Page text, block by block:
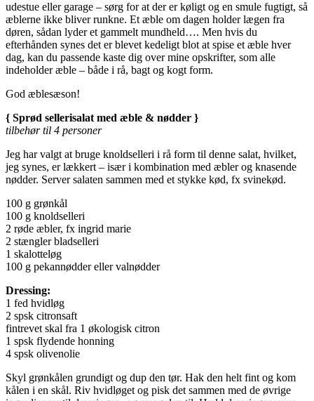
udestue eller garage – sørg for at der er køligt og en smule fugtigt, så
æblerne ikke bliver runkne. Et æble om dagen holder lægen fra
døren, sådan lyder et gammelt mundheld…. Men hvis du
efterhånden synes det er blevet kedeligt blot at spise et æble hver
dag, kan du passende kaste dig over mine opskrifter, som alle
indeholder æble – både i rå, bagt og kogt form.
God æblesæson!
{ Sprød sellerisalat med æble & nødder }
tilbehør til 4 personer
Jeg har valgt at bruge knoldselleri i rå form til denne salat, hvilket,
jeg synes, er lækkert – især i kombination med æbler og knasende
nødder. Server salaten sammen med et stykke kød, fx svinekød.
100 g grønkål
100 g knoldselleri
2 røde æbler, fx ingrid marie
2 stængler bladselleri
1 skalotteløg
100 g pekannødder eller valnødder
Dressing:
1 fed hvidløg
2 spsk citronsaft
fintrevet skal fra 1 økologisk citron
1 spsk flydende honning
4 spsk olivenolie
Skyl grønkålen grundigt og dup den tør. Hak den helt fint og kom
kålen i en skål. Riv hvidløget og pisk det sammen med de øvrige